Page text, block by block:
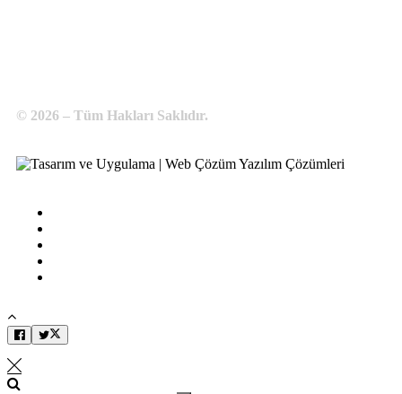
© 2026 – Tüm Hakları Saklıdır.